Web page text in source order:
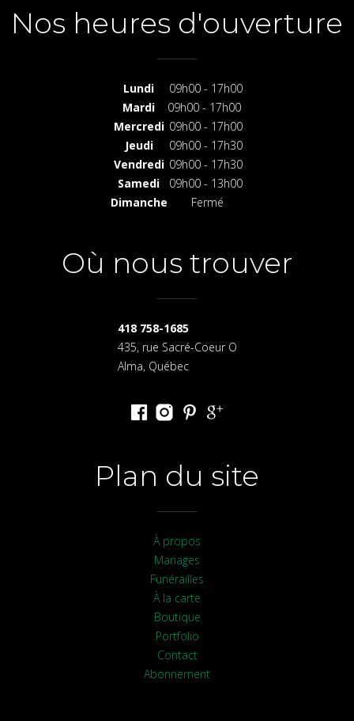
Nos heures d'ouverture
Lundi
09h00 - 17h00
Mardi
09h00 - 17h00
Mercredi 09h00 - 17h00
Jeudi
09h00 - 17h30
Vendredi 09h00 - 17h30
Samedi
09h00 - 13h00
Dimanche
Fermé
Où nous trouver
418 758-1685
435, rue Sacré-Coeur O
Alma, Québec
Plan du site
À propos
Mariages
Funérailles
À la carte
Boutique
Portfolio
Contact
Abonnement